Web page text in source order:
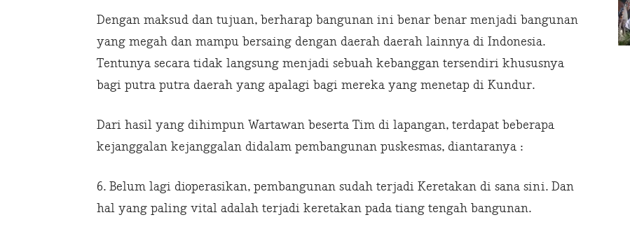
Dengan maksud dan tujuan, berharap bangunan ini benar benar menjadi bangunan
yang megah dan mampu bersaing dengan daerah daerah lainnya di Indonesia.
Tentunya secara tidak langsung menjadi sebuah kebanggan tersendiri khususnya
bagi putra putra daerah yang apalagi bagi mereka yang menetap di Kundur.
Dari hasil yang dihimpun Wartawan beserta Tim di lapangan, terdapat beberapa
kejanggalan kejanggalan didalam pembangunan puskesmas, diantaranya :
6. Belum lagi dioperasikan, pembangunan sudah terjadi Keretakan di sana sini. Dan
hal yang paling vital adalah terjadi keretakan pada tiang tengah bangunan.